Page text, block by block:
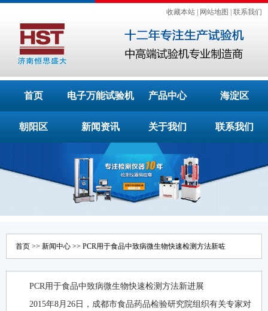
收藏本站 网站地图 联系我们
首页 电子万能试验机 产品中心 海淀区
朝阳区 新闻资讯 关于我们 联系我们
首页 >> 新闻中心 >> PCR用于食品中致病微生物快速检测方法新咗
PCR用于食品中致病微生物快速检测方法新进展
2015年8月26日，成都市食品药品检验研究院组织有关专家对